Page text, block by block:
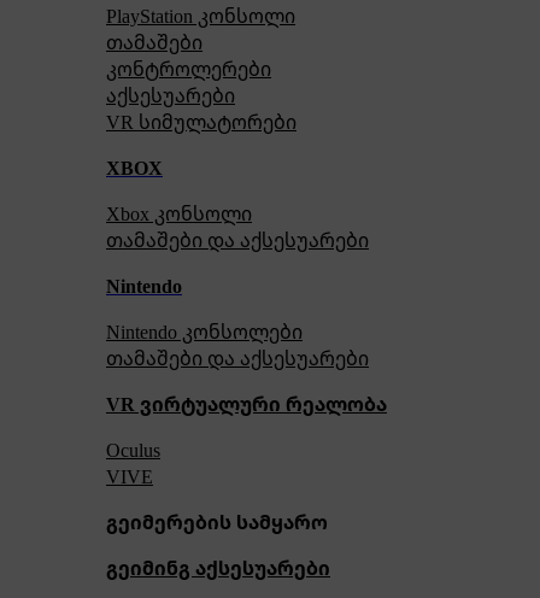
PlayStation კონსოლი
თამაშები
კონტროლერები
აქსესუარები
VR სიმულატორები
XBOX
Xbox კონსოლი
თამაშები და აქსესუარები
Nintendo
Nintendo კონსოლები
თამაშები და აქსესუარები
VR ვირტუალური რეალობა
Oculus
VIVE
გეიმერების სამყარო
გეიმინგ აქსესუარები